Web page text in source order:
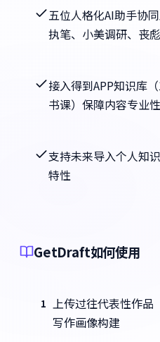
五位人格化AI助手协
执笔、小美调研、丧
接入得到APP知识库
书课）保障内容专业
支持未来导入个人知
特性
GetDraft如何使用
1 上传过往代表性作品
写作画像构建